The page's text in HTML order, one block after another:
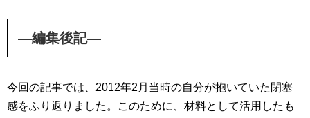
—編集後記—
今回の記事では、2012年2月当時の自分が抱いていた閉塞
感をふり返りました。このために、材料として活用したも